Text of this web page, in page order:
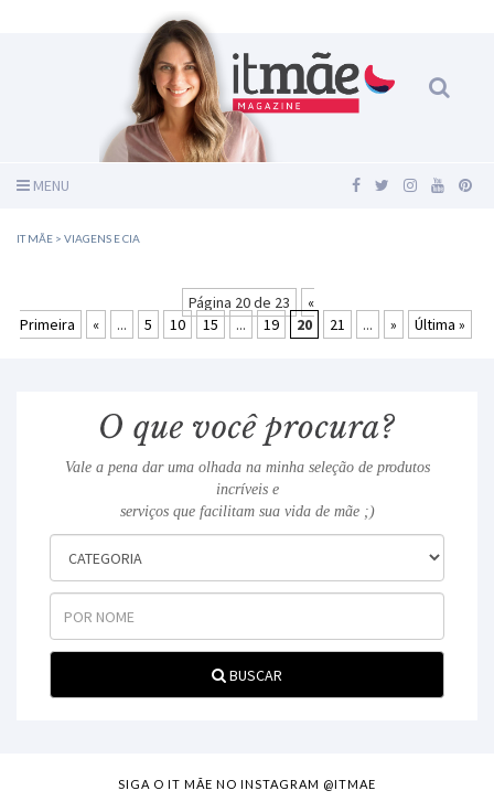
MENU
IT MÃE > VIAGENS E CIA
Página 20 de 23
«
Primeira
« ... 5 10 15 ... 19 20 21 ... » Última »
Vale a pena dar uma olhada na minha seleção de produtos
incríveis e
serviços que facilitam sua vida de mãe ;)
BUSCAR
SIGA O IT MÃE NO INSTAGRAM @ITMAE